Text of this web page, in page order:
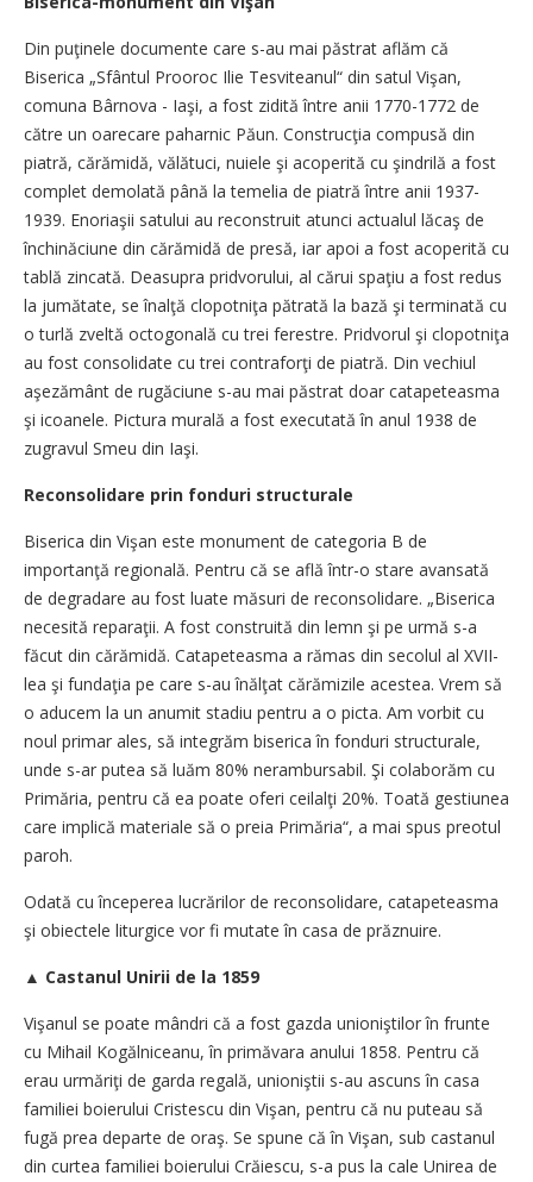
Din puţinele documente care s-au mai păstrat aflăm că
Biserica „Sfântul Prooroc Ilie Tesviteanul“ din satul Vişan,
comuna Bârnova - Iaşi, a fost zidită între anii 1770-1772 de
către un oarecare paharnic Păun. Construcţia compusă din
piatră, cărămidă, vălătuci, nuiele şi acoperită cu şindrilă a fost
complet demolată până la temelia de piatră între anii 1937-
1939. Enoriaşii satului au reconstruit atunci actualul lăcaş de
închinăciune din cărămidă de presă, iar apoi a fost acoperită cu
tablă zincată. Deasupra pridvorului, al cărui spaţiu a fost redus
la jumătate, se înalţă clopotniţa pătrată la bază şi terminată cu
o turlă zveltă octogonală cu trei ferestre. Pridvorul şi clopotniţa
au fost consolidate cu trei contraforţi de piatră. Din vechiul
aşezământ de rugăciune s-au mai păstrat doar catapeteasma
şi icoanele. Pictura murală a fost executată în anul 1938 de
zugravul Smeu din Iaşi.
Reconsolidare prin fonduri structurale
Biserica din Vişan este monument de categoria B de
importanţă regională. Pentru că se află într-o stare avansată
de degradare au fost luate măsuri de reconsolidare. „Biserica
necesită reparaţii. A fost construită din lemn şi pe urmă s-a
făcut din cărămidă. Catapeteasma a rămas din secolul al XVII-
lea şi fundaţia pe care s-au înălţat cărămizile acestea. Vrem să
o aducem la un anumit stadiu pentru a o picta. Am vorbit cu
noul primar ales, să integrăm biserica în fonduri structurale,
unde s-ar putea să luăm 80% nerambursabil. Şi colaborăm cu
Primăria, pentru că ea poate oferi ceilalţi 20%. Toată gestiunea
care implică materiale să o preia Primăria“, a mai spus preotul
paroh.
Odată cu începerea lucrărilor de reconsolidare, catapeteasma
şi obiectele liturgice vor fi mutate în casa de prăznuire.
▲ Castanul Unirii de la 1859
Vişanul se poate mândri că a fost gazda unioniştilor în frunte
cu Mihail Kogălniceanu, în primăvara anului 1858. Pentru că
erau urmăriţi de garda regală, unioniştii s-au ascuns în casa
familiei boierului Cristescu din Vişan, pentru că nu puteau să
fugă prea departe de oraş. Se spune că în Vişan, sub castanul
din curtea familiei boierului Crăiescu, s-a pus la cale Unirea de